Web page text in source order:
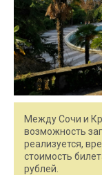
Между Сочи и
возможность
реализуется,
стоимость
рублей.